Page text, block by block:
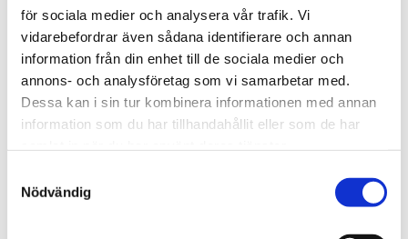
för sociala medier och analysera vår trafik. Vi
vidarebefordrar även sådana identifierare och annan
information från din enhet till de sociala medier och
annons- och analysföretag som vi samarbetar med.
Dessa kan i sin tur kombinera informationen med annan
information som du har tillhandahållit eller som de har
Nödvändig
Fredag
Lördag
Dygnet runt
Söndag
Dygnet runt